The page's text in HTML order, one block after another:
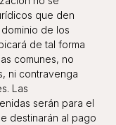
que den
de los
de tal forma
comunes, no
ni contravenga
Las
serán para el
destinarán al pago